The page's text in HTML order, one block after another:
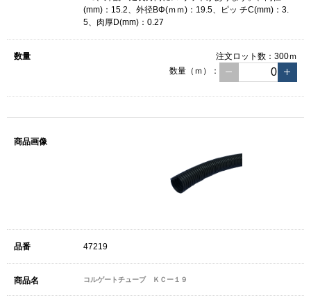
(mm)：15.2、外径BΦ(ｍｍ)：19.5、ピッ チC(mm)：3.
5、肉厚D(mm)：0.27
注文ロット数： 300ｍ
数量（ｍ）：
47219
コルゲートチューブ ＫＣー１９